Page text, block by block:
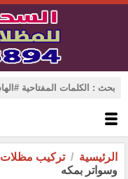
الرئيسية تركيب مظلات
وسواتر بمكه